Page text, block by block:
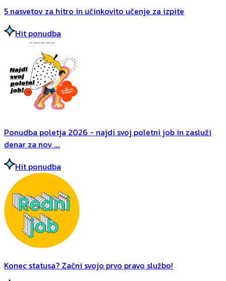
5 nasvetov za hitro in učinkovito učenje za izpite
Hit ponudba
Ponudba poletja 2026 - najdi svoj poletni job in zasluži
denar za nov ....
Hit ponudba
Konec statusa? Začni svojo prvo pravo službo!